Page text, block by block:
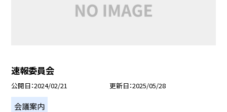
速報委員会
公開日 2024/02/21 更新日 2025/05/28
会議案内